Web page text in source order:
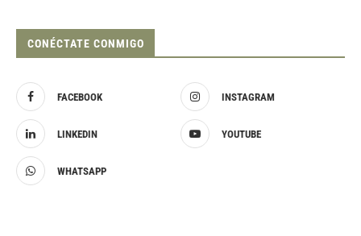
CONÉCTATE CONMIGO
FACEBOOK INSTAGRAM
LINKEDIN YOUTUBE
WHATSAPP